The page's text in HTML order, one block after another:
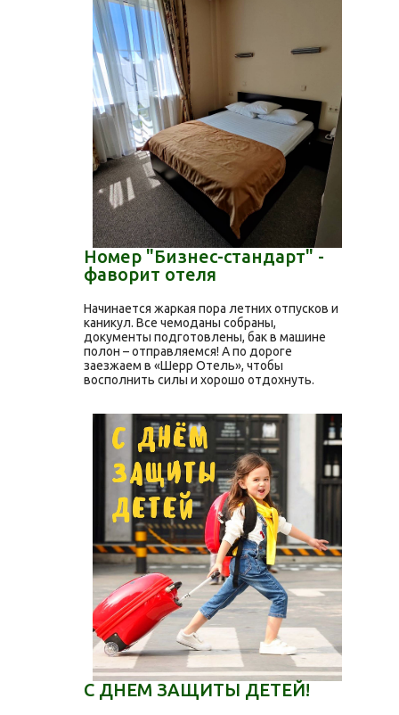
Номер "Бизнес-стандарт" -
фаворит отеля
Начинается жаркая пора летних отпусков и
каникул. Все чемоданы собраны,
документы подготовлены, бак в машине
полон – отправляемся! А по дороге
заезжаем в «Шерр Отель», чтобы
восполнить силы и хорошо отдохнуть.
С ДНЕМ ЗАЩИТЫ ДЕТЕЙ!